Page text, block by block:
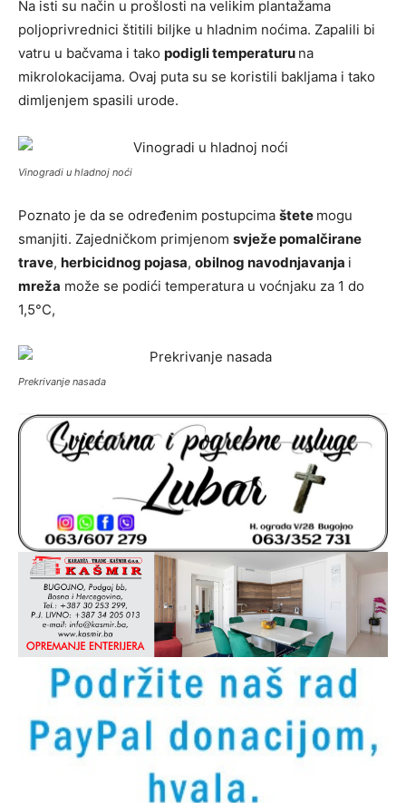
Na isti su način u prošlosti na velikim plantažama
poljoprivrednici štitili biljke u hladnim noćima. Zapalili bi
vatru u bačvama i tako podigli temperaturu na
mikrolokacijama. Ovaj puta su se koristili bakljama i tako
dimljenjem spasili urode.
Vinogradi u hladnoj noći
Poznato je da se određenim postupcima štete mogu
smanjiti. Zajedničkom primjenom svježe pomalčirane
trave, herbicidnog pojasa, obilnog navodnjavanja i
mreža može se podići temperatura u voćnjaku za 1 do
1,5°C,
Prekrivanje nasada